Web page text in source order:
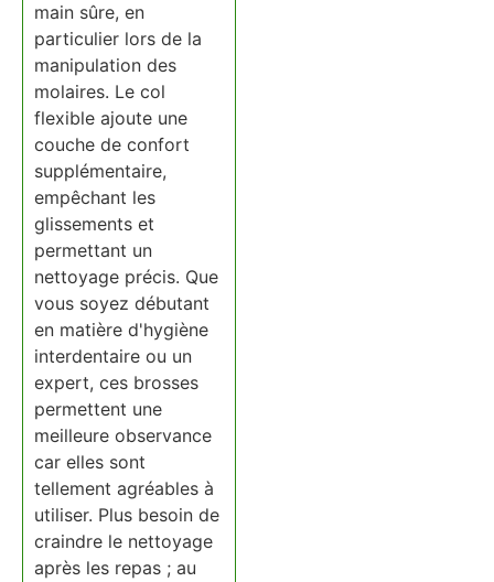
main sûre, en
particulier lors de la
manipulation des
molaires. Le col
flexible ajoute une
couche de confort
supplémentaire,
empêchant les
glissements et
permettant un
nettoyage précis. Que
vous soyez débutant
en matière d'hygiène
interdentaire ou un
expert, ces brosses
permettent une
meilleure observance
car elles sont
tellement agréables à
utiliser. Plus besoin de
craindre le nettoyage
après les repas ; au